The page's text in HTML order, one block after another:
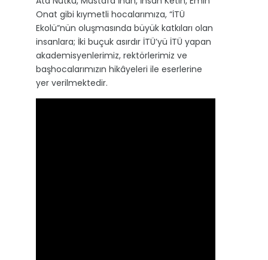
Onat gibi kıymetli hocalarımıza, “İTÜ
Ekolü”nün oluşmasında büyük katkıları olan
insanlara; İki buçuk asırdır İTÜ’yü İTÜ yapan
akademisyenlerimiz, rektörlerimiz ve
başhocalarımızın hikâyeleri ile eserlerine
yer verilmektedir.